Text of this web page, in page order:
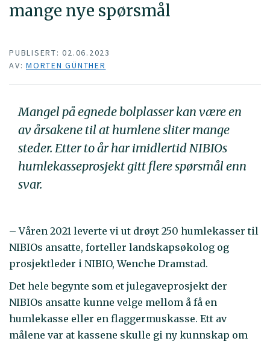
mange nye spørsmål
PUBLISERT: 02.06.2023
AV: MORTEN GÜNTHER
Mangel på egnede bolplasser kan være en
av årsakene til at humlene sliter mange
steder. Etter to år har imidlertid NIBIOs
humlekasseprosjekt gitt flere spørsmål enn
svar.
– Våren 2021 leverte vi ut drøyt 250 humlekasser til
NIBIOs ansatte, forteller landskapsøkolog og
prosjektleder i NIBIO, Wenche Dramstad.
Det hele begynte som et julegaveprosjekt der
NIBIOs ansatte kunne velge mellom å få en
humlekasse eller en flaggermuskasse. Ett av
målene var at kassene skulle gi ny kunnskap om